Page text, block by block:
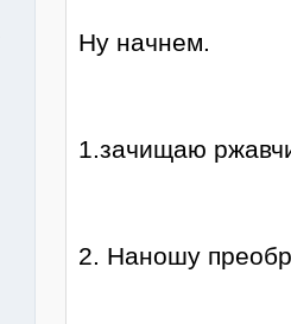
Ну начнем.
1.зачищаю
2. Наношу